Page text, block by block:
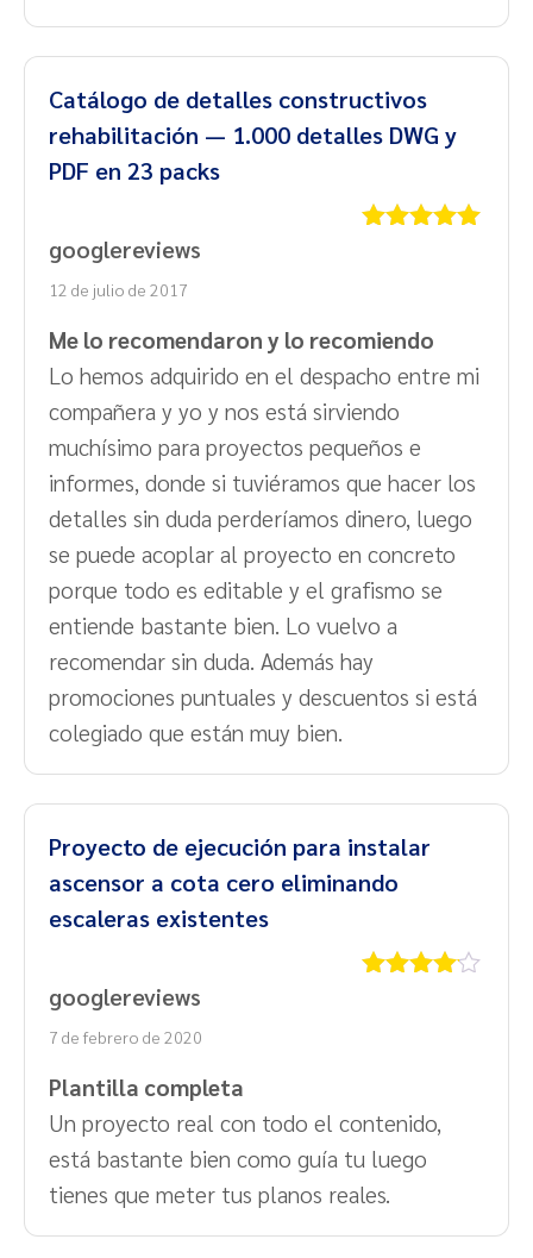
Catálogo de detalles constructivos
rehabilitación — 1.000 detalles DWG y
PDF en 23 packs
googlereviews
12 de julio de 2017
Me lo recomendaron y lo recomiendo
Lo hemos adquirido en el despacho entre mi
compañera y yo y nos está sirviendo
muchísimo para proyectos pequeños e
informes, donde si tuviéramos que hacer los
detalles sin duda perderíamos dinero, luego
se puede acoplar al proyecto en concreto
porque todo es editable y el grafismo se
entiende bastante bien. Lo vuelvo a
recomendar sin duda. Además hay
promociones puntuales y descuentos si está
colegiado que están muy bien.
Proyecto de ejecución para instalar
ascensor a cota cero eliminando
escaleras existentes
googlereviews
7 de febrero de 2020
Plantilla completa
Un proyecto real con todo el contenido,
está bastante bien como guía tu luego
tienes que meter tus planos reales.